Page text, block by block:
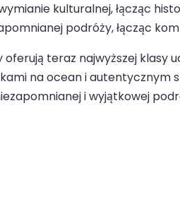
kulturalnej, łącząc
podróży, łącząc
teraz najwyższej klasy
na ocean i
i wyjątkowej